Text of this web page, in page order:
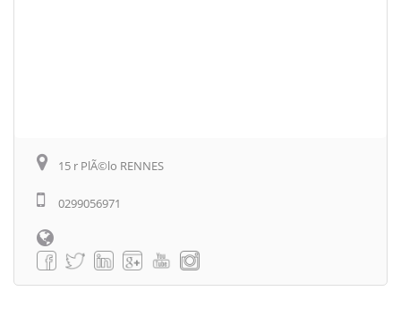
15 r PlÃ©lo RENNES
0299056971